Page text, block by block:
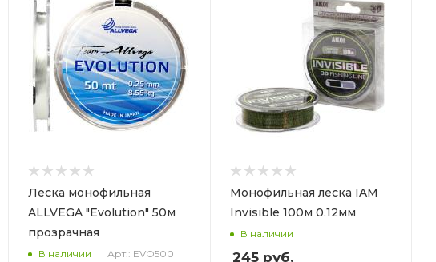
Леска монофильная
ALLVEGA "Evolution" 50м
прозрачная
В наличии Арт.: EVO500
Монофильная леска IAM
Invisible 100м 0.12мм
В наличии
245руб.